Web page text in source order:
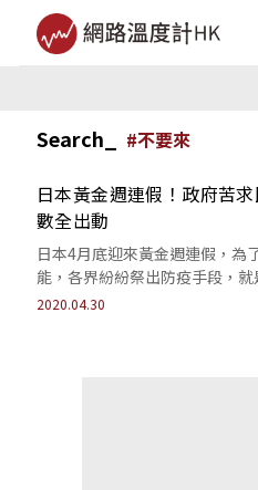
Search_ #不要來
日本黃金週連假！政府苦
數全出動
日本4月底迎來黃金週連假，為
能，各界紛紛祭出防疫手段，
避免疫情因為連假擴散。
2020.04.30